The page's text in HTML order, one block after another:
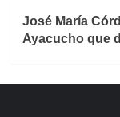
José María
Ayacucho que